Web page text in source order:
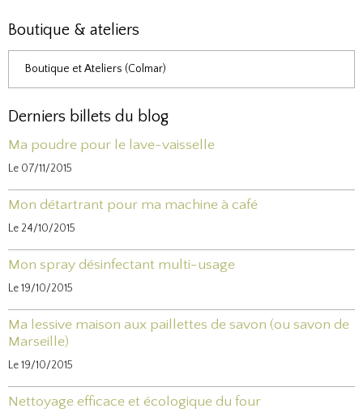
Boutique & ateliers
Boutique et Ateliers (Colmar)
Derniers billets du blog
Ma poudre pour le lave-vaisselle
Le 07/11/2015
Mon détartrant pour ma machine à café
Le 24/10/2015
Mon spray désinfectant multi-usage
Le 19/10/2015
Ma lessive maison aux paillettes de savon (ou savon de
Marseille)
Le 19/10/2015
Nettoyage efficace et écologique du four